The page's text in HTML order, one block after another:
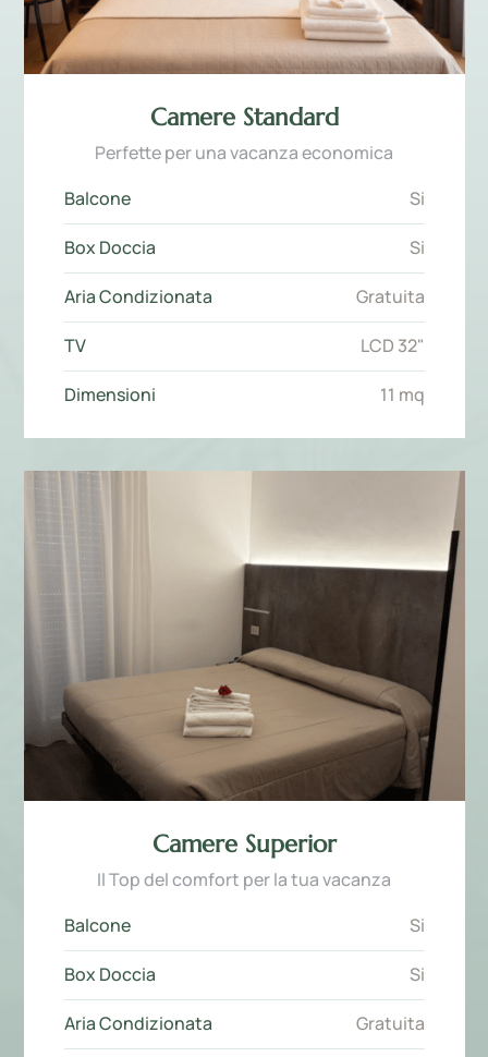
Camere Standard
Perfette per una vacanza economica
Balcone
Si
Box Doccia Si
Aria Condizionata Gratuita
TV LCD 32"
Dimensioni 11 mq
Camere Superior
Il Top del comfort per la tua vacanza
Balcone
Si
Box Doccia Si
Aria Condizionata Gratuita